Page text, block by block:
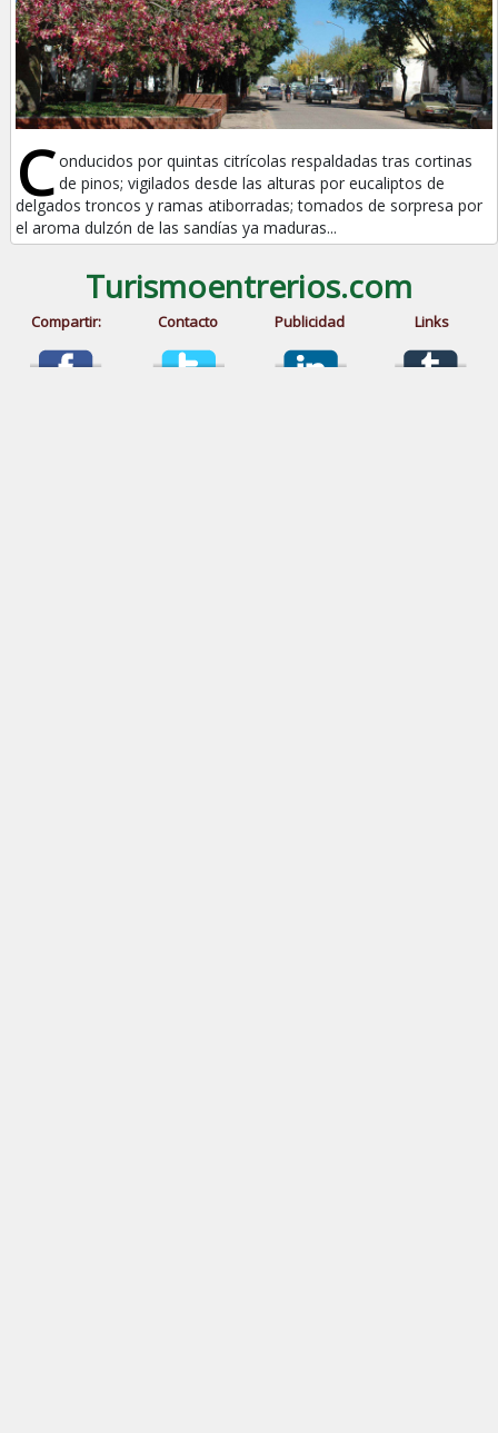
C onducidos por quintas citrícolas respaldadas tras cortinas
de pinos; vigilados desde las alturas por eucaliptos de
delgados troncos y ramas atiborradas; tomados de sorpresa por
el aroma dulzón de las sandías ya maduras...
Turismoentrerios.com
Compartir: Contacto Publicidad Links